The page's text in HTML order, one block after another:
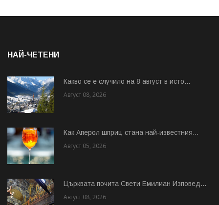
НАЙ-ЧЕТЕНИ
Какво се е случило на 8 август в исто...
Август 08, 2026
Как Аперол шприц стана най-известния...
Август 05, 2026
Църквата почита Свeти Емилиан Изповед...
Август 08, 2026